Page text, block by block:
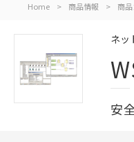
Home > 商品情報 > 商
ネッ
安